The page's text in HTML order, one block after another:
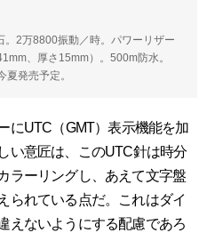
2万8800振動／時。パワーリザー
、厚さ15mm）。500m防水。
発売予定。
にUTC（GMT）表示機能を加
い意匠は、このUTC針は時分
ラーリングし、あえて文字盤
られている点だ。これはダイ
えないようにする配慮であろ